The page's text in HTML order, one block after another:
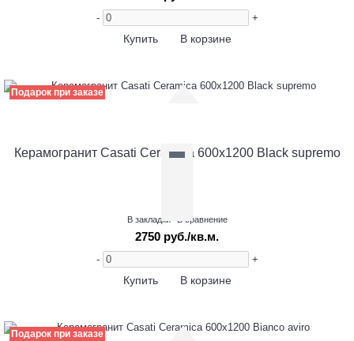
- +
Купить В корзине
Подарок при заказе
Керамогранит Casati Ceramica 600х1200 Black supremo
В закладки В сравнение
2750 руб./кв.м.
- +
Купить В корзине
Подарок при заказе